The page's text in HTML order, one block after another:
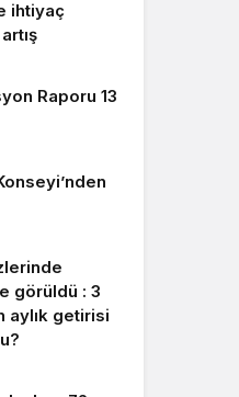
ihtiyaç
Raporu 13
görüldü : 3
aylık getirisi